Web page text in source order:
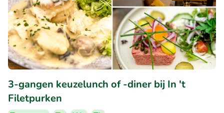
3-gangen keuzelunch of -diner bij In 't
Filetpurken